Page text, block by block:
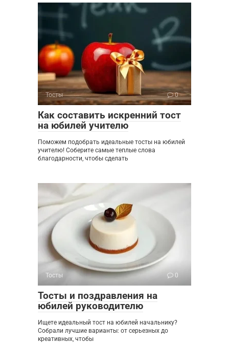
Тосты 0
Как составить искренний тост
на юбилей учителю
Поможем подобрать идеальные тосты на юбилей
учителю! Соберите самые теплые слова
благодарности, чтобы сделать
Тосты 0
Тосты и поздравления на
юбилей руководителю
Ищете идеальный тост на юбилей начальнику?
Собрали лучшие варианты: от серьезных до
креативных, чтобы